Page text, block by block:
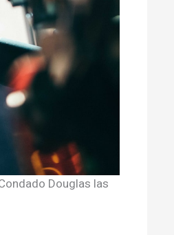
Douglas las